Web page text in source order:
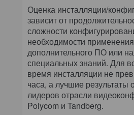
Оценка инсталляции/
зависит от
сложности
необходимости применения
дополнительного ПО или
специальных знаний. Для
время инсталляции не
часа, а лучшие результаты
лидеров отрасли
Polycom и Tandberg.